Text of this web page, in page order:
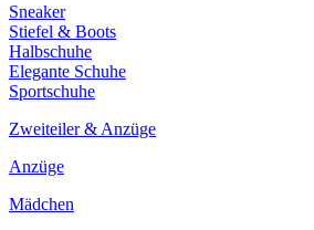
Sneaker
Stiefel & Boots
Halbschuhe
Elegante Schuhe
Sportschuhe
Zweiteiler & Anzüge
Anzüge
Mädchen